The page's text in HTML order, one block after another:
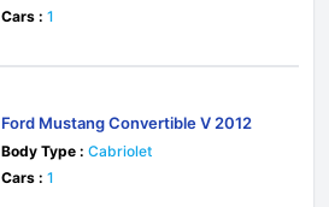
Cars : 1
Ford Mustang Convertible V 2012
Body Type : Cabriolet
Cars : 1